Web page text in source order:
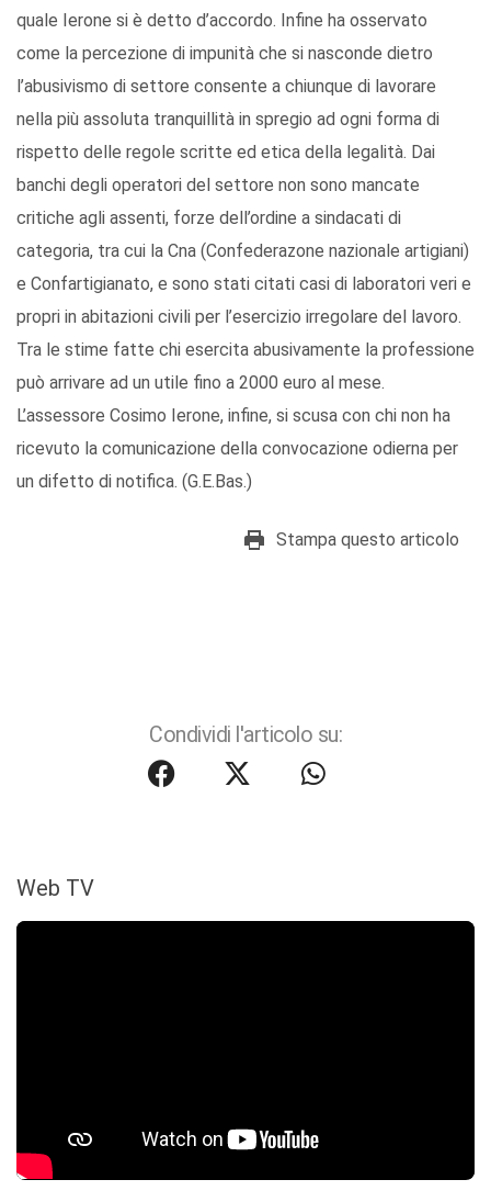
quale Ierone si è detto d’accordo. Infine ha osservato
come la percezione di impunità che si nasconde dietro
l’abusivismo di settore consente a chiunque di lavorare
nella più assoluta tranquillità in spregio ad ogni forma di
rispetto delle regole scritte ed etica della legalità. Dai
banchi degli operatori del settore non sono mancate
critiche agli assenti, forze dell’ordine a sindacati di
categoria, tra cui la Cna (Confederazone nazionale artigiani)
e Confartigianato, e sono stati citati casi di laboratori veri e
propri in abitazioni civili per l’esercizio irregolare del lavoro.
Tra le stime fatte chi esercita abusivamente la professione
può arrivare ad un utile fino a 2000 euro al mese.
L’assessore Cosimo Ierone, infine, si scusa con chi non ha
ricevuto la comunicazione della convocazione odierna per
un difetto di notifica. (G.E.Bas.)
Stampa questo articolo
Condividi l'articolo su:
Web TV